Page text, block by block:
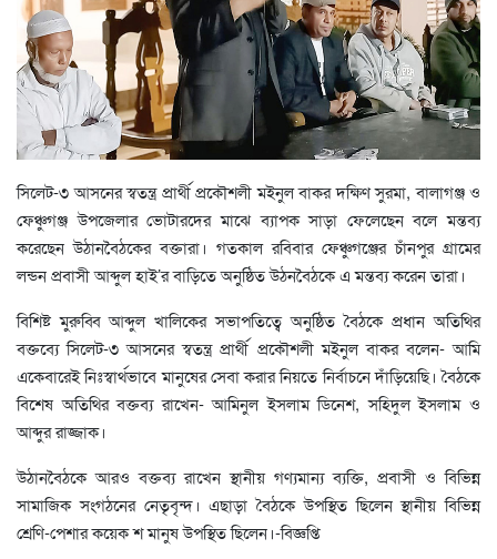
সিলেট-৩ আসনের স্বতন্ত্র প্রার্থী প্রকৌশলী মইনুল বাকর দক্ষিণ সুরমা, বালাগঞ্জ ও
ফেঞ্চুগঞ্জ উপজেলার ভোটারদের মাঝে ব্যাপক সাড়া ফেলেছেন বলে মন্তব্য
করেছেন উঠানবৈঠকের বক্তারা। গতকাল রবিবার ফেঞ্চুগঞ্জের চাঁনপুর গ্রামের
লন্ডন প্রবাসী আব্দুল হাই’র বাড়িতে অনুষ্ঠিত উঠনবৈঠকে এ মন্তব্য করেন তারা।
বিশিষ্ট মুরুব্বি আব্দুল খালিকের সভাপতিত্বে অনুষ্ঠিত বৈঠকে প্রধান অতিথির
বক্তব্যে সিলেট-৩ আসনের স্বতন্ত্র প্রার্থী প্রকৌশলী মইনুল বাকর বলেন- আমি
একেবারেই নিঃস্বার্থভাবে মানুষের সেবা করার নিয়তে নির্বাচনে দাঁড়িয়েছি। বৈঠকে
বিশেষ অতিথির বক্তব্য রাখেন- আমিনুল ইসলাম ডিনেশ, সহিদুল ইসলাম ও
আব্দুর রাজ্জাক।
উঠানবৈঠকে আরও বক্তব্য রাখেন স্থানীয় গণ্যমান্য ব্যক্তি, প্রবাসী ও বিভিন্ন
সামাজিক সংগঠনের নেতৃবৃন্দ। এছাড়া বৈঠকে উপস্থিত ছিলেন স্থানীয় বিভিন্ন
শ্রেণি-পেশার কয়েক শ মানুষ উপস্থিত ছিলেন।-বিজ্ঞপ্তি